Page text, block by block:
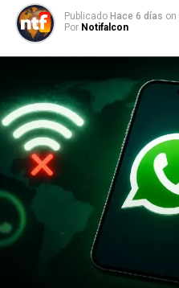
Publicado Hace 6 días on
Por Notifalcon